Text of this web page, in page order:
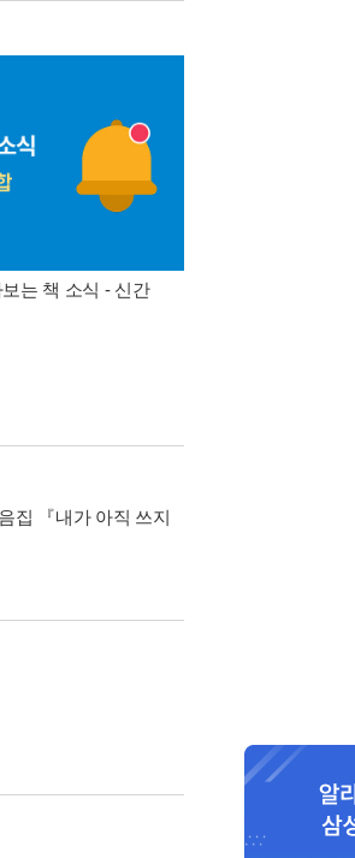
는 책 소식 - 신간
집 『내가 아직 쓰지